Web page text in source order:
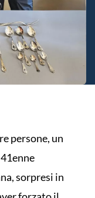
persone, un
sorpresi in